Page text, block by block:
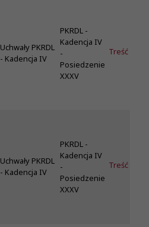
Uchwały PKRDL
- Kadencja IV
PKRDL -
Kadencja IV
-
Posiedzenie
XXXV
Treść
Uchwały PKRDL
- Kadencja IV
PKRDL -
Kadencja IV
-
Posiedzenie
XXXV
Treść